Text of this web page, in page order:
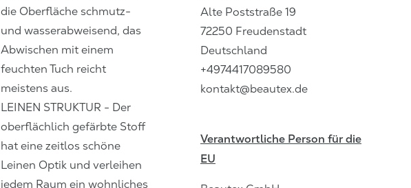
die Oberfläche schmutz-
und wasserabweisend, das
Abwischen mit einem
feuchten Tuch reicht
meistens aus.
LEINEN STRUKTUR - Der
oberflächlich gefärbte Stoff
hat eine zeitlos schöne
Leinen Optik und verleihen
jedem Raum ein wohnliches
Alte Poststraße 19
72250 Freudenstadt
Deutschland
+4974417089580
kontakt@beautex.de
Verantwortliche Person für die
EU